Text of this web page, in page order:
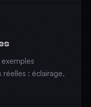
: éclairage,